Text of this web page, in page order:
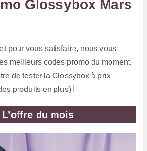
Glossybox Mars
pour vous satisfaire, nous vous
meilleurs codes promo du moment,
de tester la Glossybox à prix
produits en plus) !
L’offre du mois